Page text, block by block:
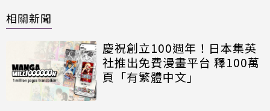
相關新聞
慶祝創立100週年！日本集英
社推出免費漫畫平台 釋100萬
頁「有繁體中文」